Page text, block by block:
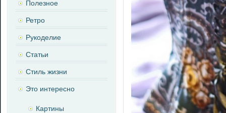
Полезное
Ретро
Рукоделие
Статьи
Стиль жизни
Это интересно
Картины